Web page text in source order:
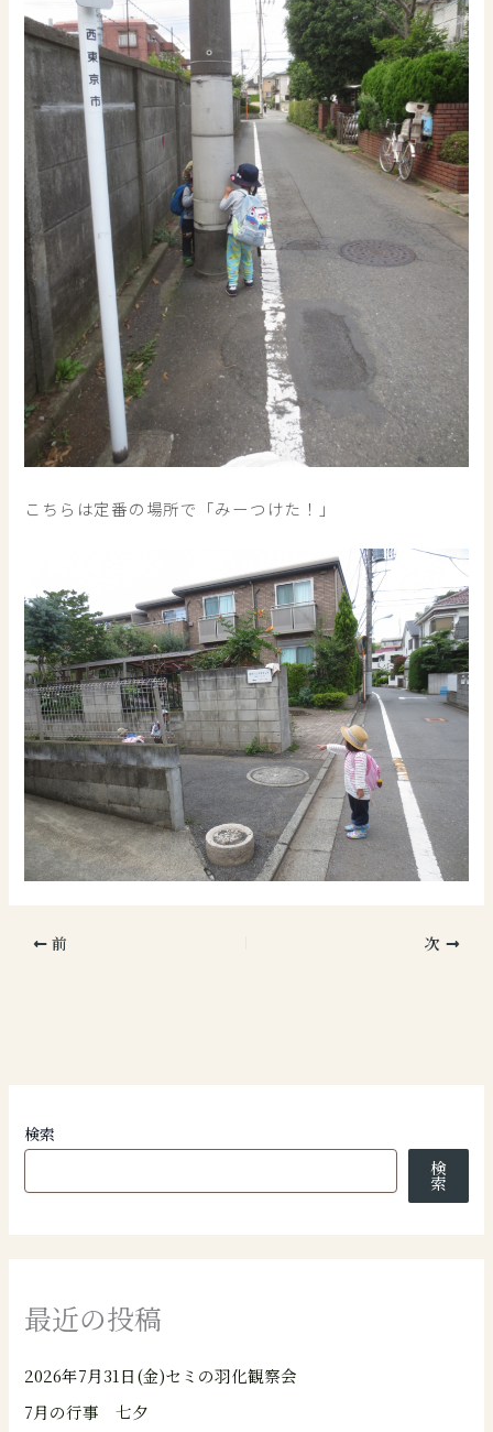
こちらは定番の場所で「みーつけた！」
前 次
検索
検
索
最近の投稿
2026年7月31日(金)セミの羽化観察会
7月の行事 七夕